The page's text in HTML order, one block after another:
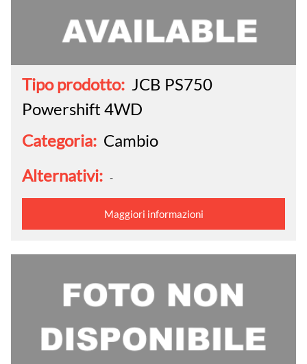
Tipo prodotto: JCB PS750
Powershift 4WD
Categoria: Cambio
Alternativi: -
Maggiori informazioni